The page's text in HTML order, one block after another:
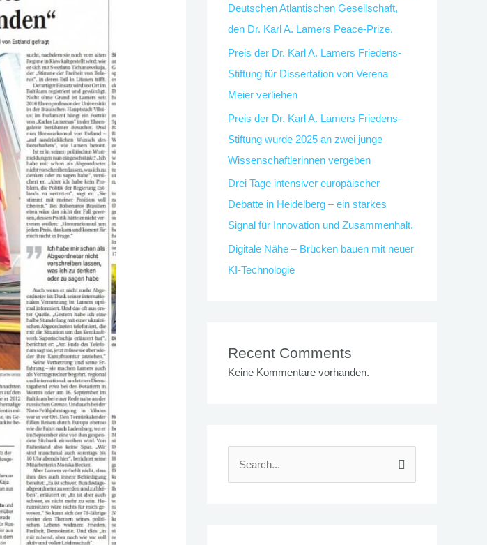
Deutschen Atlantischen Gesellschaft,
den Dr. Karl A. Lamers Peace-Prize.
Preis der Dr. Karl A. Lamers Friedens-
Stiftung für Dissertation von Verena
Meier verliehen
Preis der Dr. Karl A. Lamers Friedens-
Stiftung wurde 2025 an zwei junge
Wissenschaftlerinnen vergeben
Drei Tage intensiver europäischer
Debatte in Heidelberg – ein starkes
Signal für Innovation und Zusammenhalt.
Digitale Nähe – Brücken bauen mit neuer
KI-Technologie
Recent Comments
Keine Kommentare vorhanden.